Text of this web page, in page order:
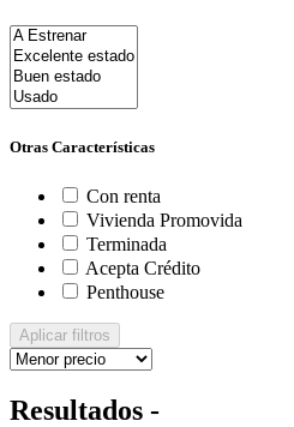
Otras Características
Con renta
Vivienda Promovida
Terminada
Acepta Crédito
Penthouse
Aplicar filtros
Resultados -